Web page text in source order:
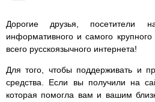
Дорогие друзья, посетители
информативного и самого крупного
всего русскоязычного интернета!
Для того, чтобы поддерживать и
средства. Если вы получили на
которая помогла вам и вашим